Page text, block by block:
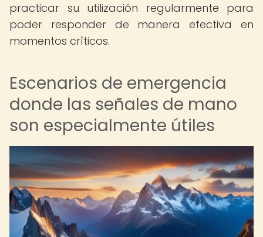
practicar su utilización regularmente para
poder responder de manera efectiva en
momentos críticos.
Escenarios de emergencia
donde las señales de mano
son especialmente útiles